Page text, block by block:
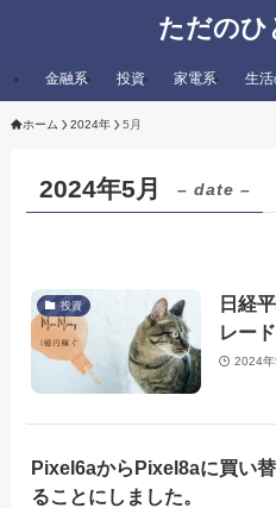
ただのひ
金融系 投資 家電系 生
ホーム 2024年 5月
2024年5月 – date –
投資
日経
レー
2024年
Pixel6aからPixel8aに買い替
ることにしました。